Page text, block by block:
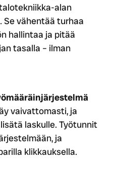
alan
vähentää turhaa
hallintaa ja pitää
tasalla – ilman
vaivattomasti, ja
laskulle. Työtunnit
ja
klikkauksella.